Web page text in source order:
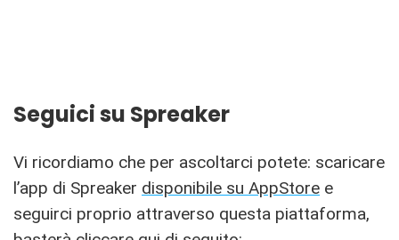
Seguici su Spreaker
Vi ricordiamo che per ascoltarci potete: scaricare
l’app di Spreaker disponibile su AppStore e
seguirci proprio attraverso questa piattaforma,